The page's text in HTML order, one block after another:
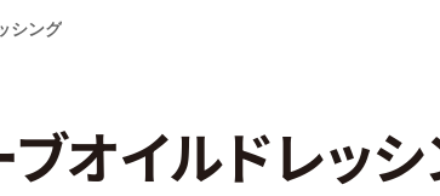
シング
オイルドレッ